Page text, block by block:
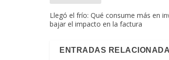
Llegó el frío: Qué consume más en
bajar el impacto en la factura
ENTRADAS